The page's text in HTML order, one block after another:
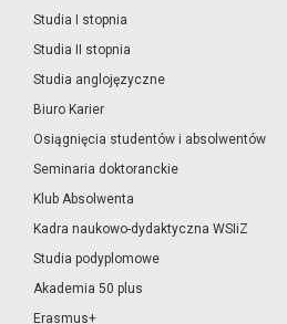
Studia I stopnia
Studia II stopnia
Studia anglojęzyczne
Biuro Karier
Osiągnięcia studentów i absolwentów
Seminaria doktoranckie
Klub Absolwenta
Kadra naukowo-dydaktyczna WSIiZ
Studia podyplomowe
Akademia 50 plus
Erasmus+